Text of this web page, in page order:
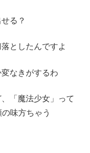
る？
としたんですよ
なきがするわ
「魔法少女」って
味方ちゃう